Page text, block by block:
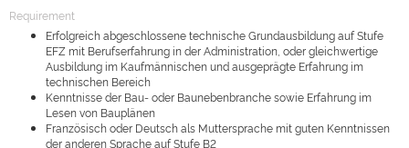
Requirement
Erfolgreich abgeschlossene technische Grundausbildung auf Stufe
EFZ mit Berufserfahrung in der Administration, oder gleichwertige
Ausbildung im Kaufmännischen und ausgeprägte Erfahrung im
technischen Bereich
Kenntnisse der Bau- oder Baunebenbranche sowie Erfahrung im
Lesen von Bauplänen
Französisch oder Deutsch als Muttersprache mit guten Kenntnissen
der anderen Sprache auf Stufe B2